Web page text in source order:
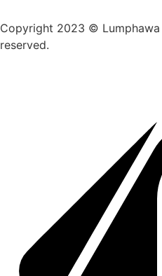
Copyright 2023 ©
reserved.